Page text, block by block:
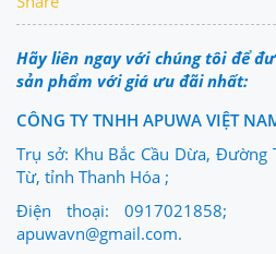
Hãy liên ngay với chúng tôi để
sản phẩm với giá ưu đãi nhất:
CÔNG TY TNHH APUWA VIỆT
Trụ sở: Khu Bắc Cầu Dừa,
Từ, tỉnh Thanh Hóa ;
Điện thoại:
apuwavn@gmail.com.